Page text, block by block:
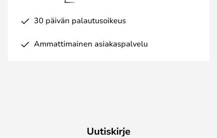
30 päivän palautusoikeus
Ammattimainen asiakaspalvelu
Uutiskirje